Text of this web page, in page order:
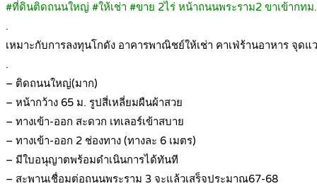
#ที่ดินติดถนนใหญ่ #ให้เช่า #ขาย 2ไร่ หน้าถนนพระราม2 ขาเข้ากทม
.
เหมาะกับการลงทุนโกดัง อาคารพาณิชย์ให้เช่า คาเฟ่ร้านอาหาร จุด
.
– ติดถนนใหญ่(มาก)
– หน้ากว้าง 65 ม. รูปสี่เหลี่ยมผืนผ้าสวย
– ทางเข้า-ออก สะดวก เทเลอร์เข้าสบาย
– ทางเข้า-ออก 2 ช่องทาง (ทางละ 6 เมตร)
– มีใบอนุญาตพร้อมดำเนินการได้ทันที
– สะพานเชื่อมต่อถนนพระราม 3 จะแล้วเสร็จประมาณ67-68